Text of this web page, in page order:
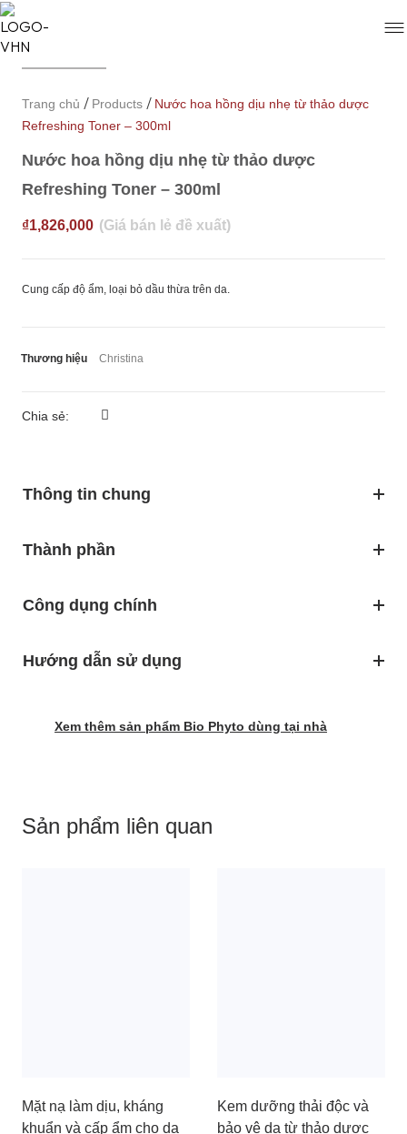
Trang chủ / Products / Nước hoa hồng dịu nhẹ từ thảo dược
Refreshing Toner – 300ml
Nước hoa hồng dịu nhẹ từ thảo dược
Refreshing Toner – 300ml
₫1,826,000
Cung cấp độ ẩm, loại bỏ dầu thừa trên da.
Thương hiệu Christina
Chia sẻ:
Thông tin chung
Thành phần
Công dụng chính
Hướng dẫn sử dụng
Xem thêm sản phẩm Bio Phyto dùng tại nhà
Sản phẩm liên quan
Mặt nạ làm dịu, kháng
khuẩn và cấp ẩm cho da
Kem dưỡng thải độc và
bảo vệ da từ thảo dược